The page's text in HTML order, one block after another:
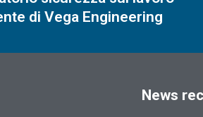
di Vega Engineering
News